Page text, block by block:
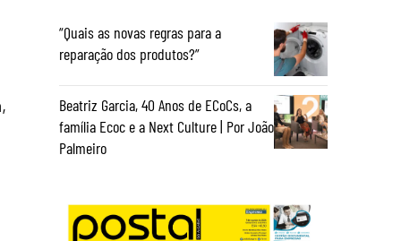
“Quais as novas regras para a
reparação dos produtos?”
Beatriz Garcia, 40 Anos de ECoCs, a
família Ecoc e a Next Culture | Por João
Palmeiro